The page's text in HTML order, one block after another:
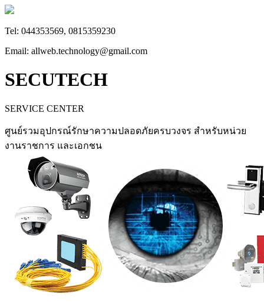
Tel: 044353569, 0815359230
Email: allweb.technology@gmail.com
SECUTECH
SERVICE CENTER
ศูนย์รวมอุปกรณ์รักษาความปลอดภัยครบวงจร สำหรับหน่วย
งานราชการ และเอกชน